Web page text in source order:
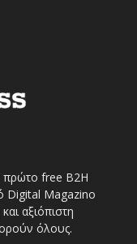
πρώτο free Β2Η
Digital Magazino
αξιόπιστη
όλους.